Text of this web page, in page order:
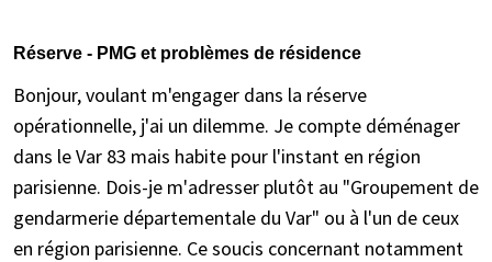
Réserve - PMG et problèmes de résidence
Bonjour, voulant m'engager dans la réserve
opérationnelle, j'ai un dilemme. Je compte déménager
dans le Var 83 mais habite pour l'instant en région
parisienne. Dois-je m'adresser plutôt au "Groupement de
gendarmerie départementale du Var" ou à l'un de ceux
en région parisienne. Ce soucis concernant notamment